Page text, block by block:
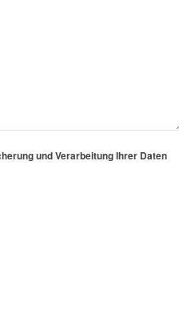
und Verarbeitung Ihrer Daten